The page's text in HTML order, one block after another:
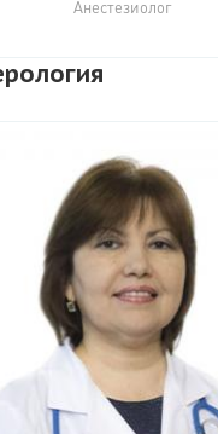
Анестезиолог